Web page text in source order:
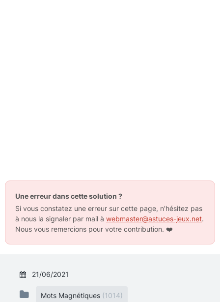
Une erreur dans cette solution ?
Si vous constatez une erreur sur cette page, n'hésitez pas
à nous la signaler par mail à webmaster@astuces-jeux.net.
Nous vous remercions pour votre contribution. ❤️
21/06/2021
Mots Magnétiques (1014)